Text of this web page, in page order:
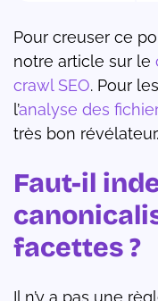
Pour creuser ce
notre article sur le
crawl SEO. Pour
l’analyse des
très bon révélateur.
Faut-il
facettes ?
Il n’y a pas une